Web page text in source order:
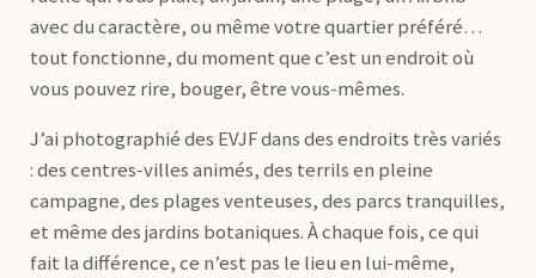
avec du caractère, ou même votre quartier préféré…
tout fonctionne, du moment que c’est un endroit où
vous pouvez rire, bouger, être vous-mêmes.
J’ai photographié des EVJF dans des endroits très variés
: des centres-villes animés, des terrils en pleine
campagne, des plages venteuses, des parcs tranquilles,
et même des jardins botaniques. À chaque fois, ce qui
fait la différence, ce n’est pas le lieu en lui-même,